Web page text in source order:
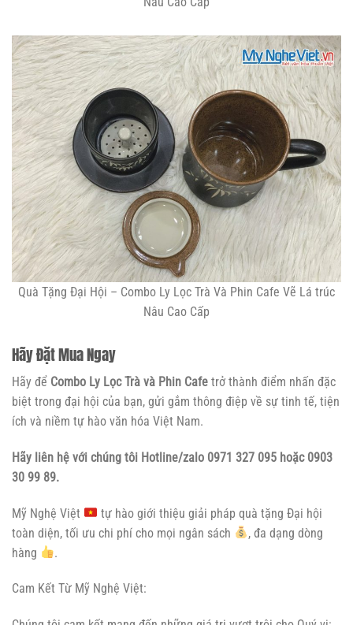
Quà Tặng Đại Hội – Combo Ly Lọc Trà Và Phin Cafe Vẽ Lá trúc
Nâu Cao Cấp
Hãy Đặt Mua Ngay
Hãy để Combo Ly Lọc Trà và Phin Cafe trở thành điểm nhấn đặc
biệt trong đại hội của bạn, gửi gắm thông điệp về sự tinh tế, tiện
ích và niềm tự hào văn hóa Việt Nam.
Hãy liên hệ với chúng tôi Hotline/zalo 0971 327 095 hoặc 0903
30 99 89.
Mỹ Nghệ Việt
tự hào giới thiệu giải pháp quà tặng Đại hội
toàn diện, tối ưu chi phí cho mọi ngân sách
, đa dạng dòng
hàng
.
Cam Kết Từ Mỹ Nghệ Việt: